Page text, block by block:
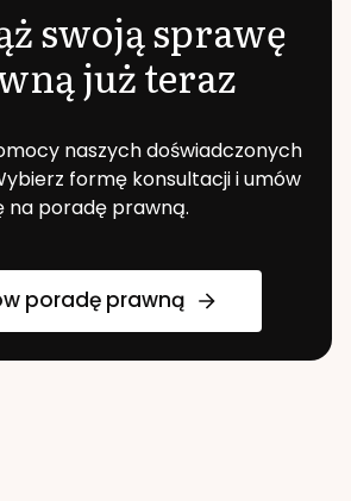
swoją sprawę
już teraz
naszych doświadczonych
formę konsultacji i umów
na poradę prawną.
poradę prawną